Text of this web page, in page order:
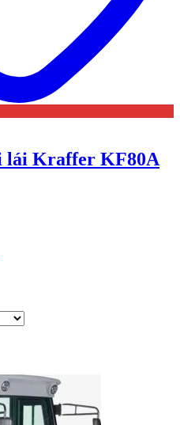
lái Kraffer KF80A